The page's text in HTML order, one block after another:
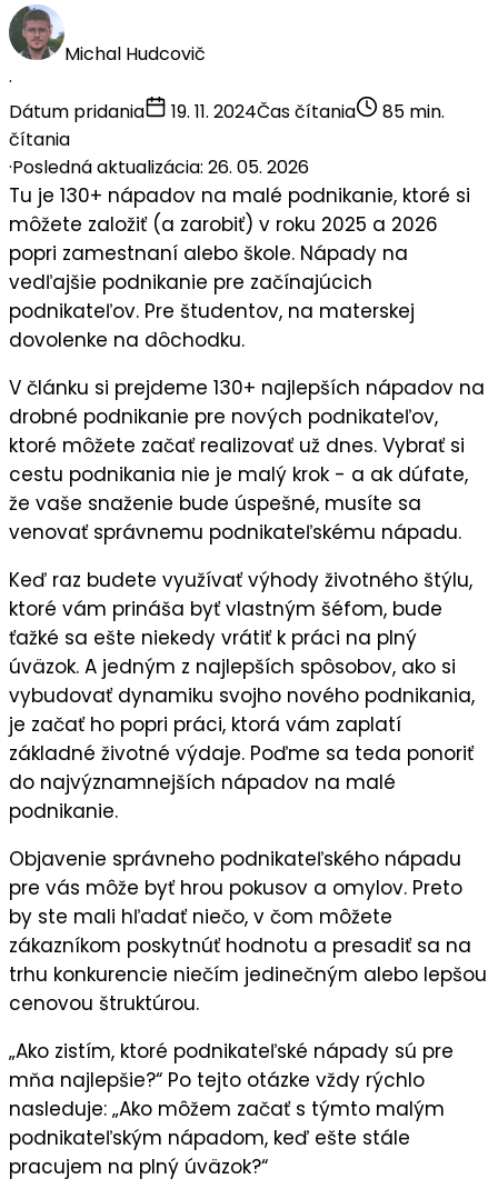
Michal Hudcovič
·
Dátum pridania
19. 11. 2024Čas čítania
85 min.
čítania
·Posledná aktualizácia: 26. 05. 2026
Tu je 130+ nápadov na malé podnikanie, ktoré si
môžete založiť (a zarobiť) v roku 2025 a 2026
popri zamestnaní alebo škole. Nápady na
vedľajšie podnikanie pre začínajúcich
podnikateľov. Pre študentov, na materskej
dovolenke na dôchodku.
V článku si prejdeme 130+ najlepších nápadov na
drobné podnikanie pre nových podnikateľov,
ktoré môžete začať realizovať už dnes. Vybrať si
cestu podnikania nie je malý krok - a ak dúfate,
že vaše snaženie bude úspešné, musíte sa
venovať správnemu podnikateľskému nápadu.
Keď raz budete využívať výhody životného štýlu,
ktoré vám prináša byť vlastným šéfom, bude
ťažké sa ešte niekedy vrátiť k práci na plný
úväzok. A jedným z najlepších spôsobov, ako si
vybudovať dynamiku svojho nového podnikania,
je začať ho popri práci, ktorá vám zaplatí
základné životné výdaje. Poďme sa teda ponoriť
do najvýznamnejších nápadov na malé
podnikanie.
Objavenie správneho podnikateľského nápadu
pre vás môže byť hrou pokusov a omylov. Preto
by ste mali hľadať niečo, v čom môžete
zákazníkom poskytnúť hodnotu a presadiť sa na
trhu konkurencie niečím jedinečným alebo lepšou
cenovou štruktúrou.
„Ako zistím, ktoré podnikateľské nápady sú pre
mňa najlepšie?“ Po tejto otázke vždy rýchlo
nasleduje: „Ako môžem začať s týmto malým
podnikateľským nápadom, keď ešte stále
pracujem na plný úväzok?“